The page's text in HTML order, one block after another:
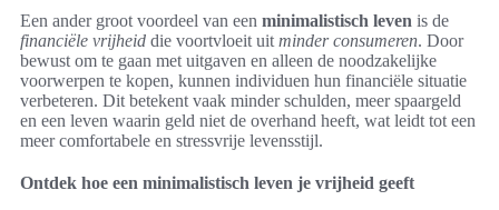
Een ander groot voordeel van een minimalistisch leven is de
financiële vrijheid die voortvloeit uit minder consumeren. Door
bewust om te gaan met uitgaven en alleen de noodzakelijke
voorwerpen te kopen, kunnen individuen hun financiële situatie
verbeteren. Dit betekent vaak minder schulden, meer spaargeld
en een leven waarin geld niet de overhand heeft, wat leidt tot een
meer comfortabele en stressvrije levensstijl.
Ontdek hoe een minimalistisch leven je vrijheid geeft